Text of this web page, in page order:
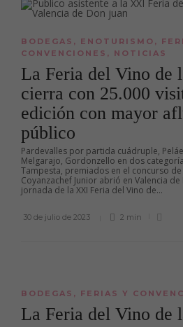
BODEGAS , ENOTURISMO ,
CONVENCIONES , NOTICIAS
La Feria del Vino de
cierra con 25.000
edición con mayor
público
Pardevalles por partida cuádruple,
Melgarajo, Gordonzello en dos
Tampesta, premiados en el concurso de
Coyanzachef Junior abrió en Valencia
jornada de la XXI Feria del Vino de...
30 de julio de 2023 2 min
BODEGAS , FERIAS Y
La Feria del Vino de